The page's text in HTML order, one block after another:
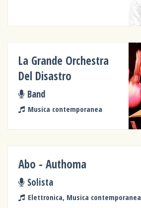
La Grande Orchestra
Del Disastro
Band
Musica contemporanea
Abo - Authoma
Solista
Elettronica, Musica contemporanea